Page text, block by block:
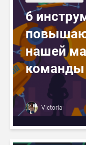
6
нашей
команды
Victoria